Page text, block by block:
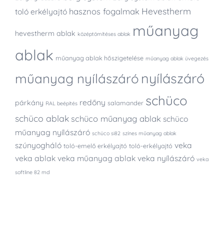
toló erkélyajtó hasznos fogalmak Hevestherm
hevestherm ablak középtömítéses ablak műanyag
ablak műanyag ablak hőszigetelése műanyag ablak üvegezés
műanyag nyílászáró nyílászáró
párkány RAL beépítés redőny salamander schüco
schüco ablakschüco műanyag ablak schüco
műanyag nyílászáró schüco si82 színes műanyag ablak
szúnyogháló toló-emelő erkélyajtó toló-erkélyajtó veka
veka ablak veka műanyag ablak veka nyílászáró veka
softline 82 md